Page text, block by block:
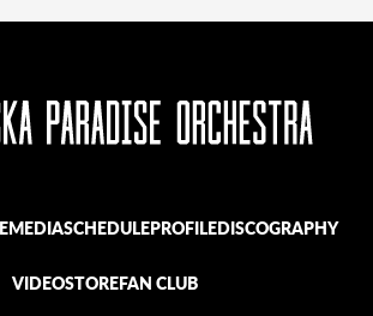
MEDIASCHEDULEPROFILEDISCOGRAPHY
VIDEOSTOREFAN CLUB